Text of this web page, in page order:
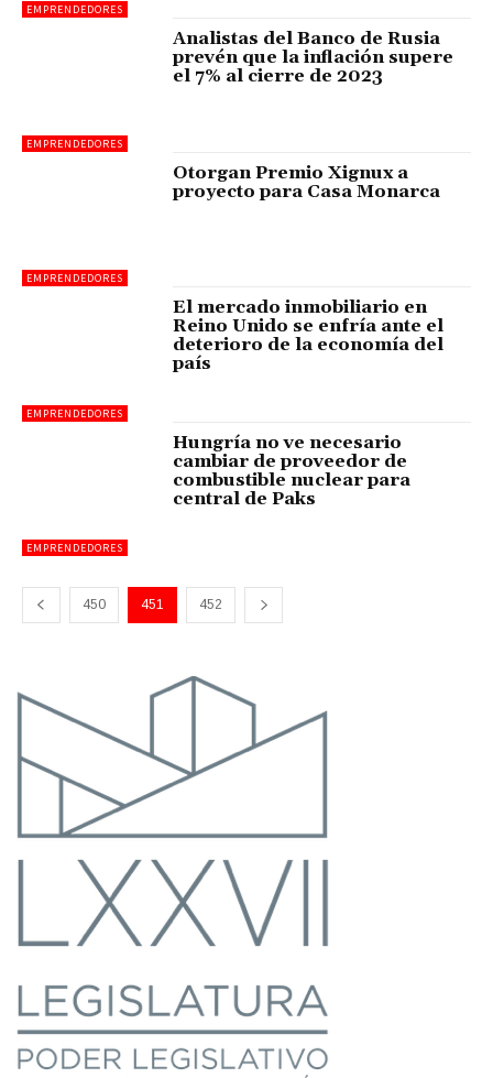
EMPRENDEDORES
EMPRENDEDORES
Analistas del Banco de Rusia
prevén que la inflación supere
el 7% al cierre de 2023
EMPRENDEDORES
Otorgan Premio Xignux a
proyecto para Casa Monarca
EMPRENDEDORES
El mercado inmobiliario en
Reino Unido se enfría ante el
deterioro de la economía del
país
EMPRENDEDORES
Hungría no ve necesario
cambiar de proveedor de
combustible nuclear para
central de Paks
450 451 452